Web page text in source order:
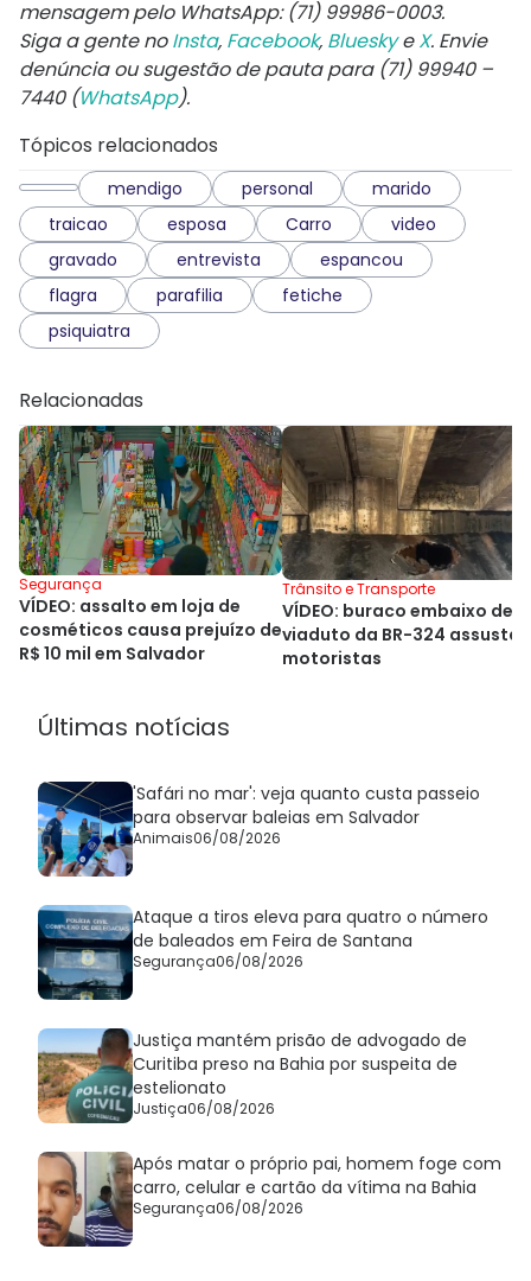
mensagem pelo WhatsApp: (71) 99986-0003.
Siga a gente noInsta, Facebook, BlueskyeX. Envie
denúncia ou sugestão de pauta para (71) 99940 –
7440 (WhatsApp).
Tópicos relacionados
mendigo personal
marido
traicao
esposa Carro
video
gravado
entrevista
espancou
flagra
parafilia
fetiche
psiquiatra
Relacionadas
Segurança
VÍDEO: assalto em loja de
cosméticos causa prejuízo de
R$ 10 mil em Salvador
Trânsito e Transporte
VÍDEO: buraco embaixo de
viaduto da BR-324 assusta
motoristas
Últimas notícias
'Safári no mar': veja quanto custa passeio
para observar baleias em Salvador
Animais06/08/2026
Ataque a tiros eleva para quatro o número
de baleados em Feira de Santana
Segurança06/08/2026
Justiça mantém prisão de advogado de
Curitiba preso na Bahia por suspeita de
estelionato
Justiça06/08/2026
Após matar o próprio pai, homem foge com
carro, celular e cartão da vítima na Bahia
Segurança06/08/2026